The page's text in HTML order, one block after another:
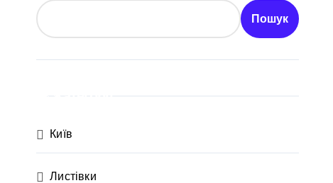
Пошук
Київ
Листівки